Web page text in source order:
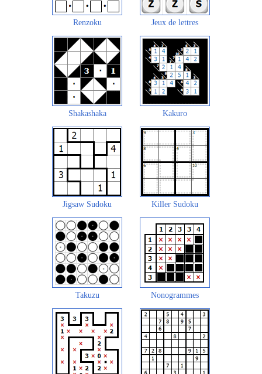
Renzoku Jeux de lettres
Shakashaka Kakuro
Jigsaw Sudoku Killer Sudoku
Takuzu Nonogrammes